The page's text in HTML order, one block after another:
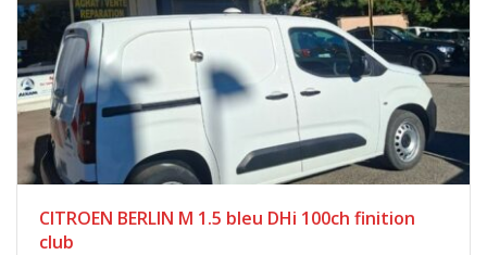
CITROEN BERLIN M 1.5 bleu DHi 100ch finition
club